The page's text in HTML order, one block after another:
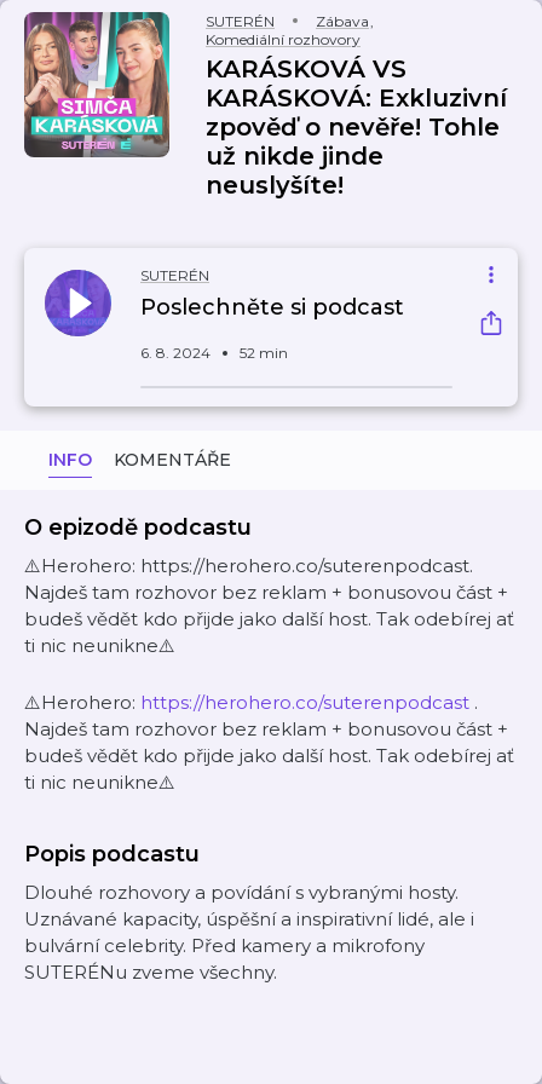
SUTERÉN Zábava,
Komediální rozhovory
KARÁSKOVÁ VS
KARÁSKOVÁ: Exkluzivní
zpověď o nevěře! Tohle
už nikde jinde
neuslyšíte!
SUTERÉN
Poslechněte si podcast
6. 8. 2024 52 min
INFO KOMENTÁŘE
O epizodě podcastu
⚠️Herohero: https://herohero.co/suterenpodcast.
Najdeš tam rozhovor bez reklam + bonusovou část +
budeš vědět kdo přijde jako další host. Tak odebírej ať
ti nic neunikne⚠️
⚠️Herohero: https://herohero.co/suterenpodcast .
Najdeš tam rozhovor bez reklam + bonusovou část +
budeš vědět kdo přijde jako další host. Tak odebírej ať
ti nic neunikne⚠️
Popis podcastu
Dlouhé rozhovory a povídání s vybranými hosty.
Uznávané kapacity, úspěšní a inspirativní lidé, ale i
bulvární celebrity. Před kamery a mikrofony
SUTERÉNu zveme všechny.